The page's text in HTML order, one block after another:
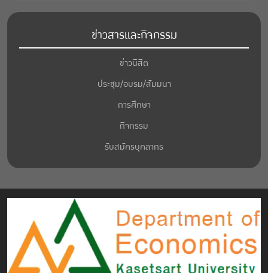
ข่าวสารและกิจกรรม
ข่าวนิสิต
ประชุม/อบรม/สัมมนา
การศึกษา
กิจกรรม
รับสมัครบุคลากร